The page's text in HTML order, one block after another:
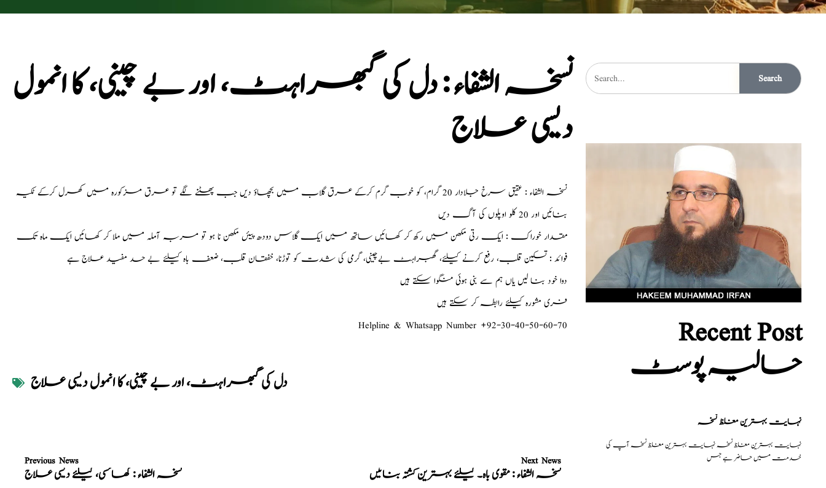
نسخہ الشفاء : دل کی گبھراہٹ، اور بے چینی، کا انمول
دیسی علاج
نسخہ الشفاء : عقیق سرخ جلادار 20 گرام، کو خوب گرم کرکے عرق گلاب میں بچھاؤ دیں جب پھٹنے لگے تو عرق مزکورہ میں کھرل کرکے ٹکیہ
بنائیں اور 20 کلو اوپلوں کی آگ دیں
مقدار خوراک : ایک رتی مکھن میں رکھ کر کھائیں ساتھ میں ایک گلاس دودھ پیئں مکھن نا ہو تو مربہ آملہ میں ملا کر کھائیں ایک ماہ تک
فوائد : تسکین قلب، رفع کرنے کیلئے، گھبراہٹ بےچینی، گرمی کی شدت کو توڑنا، خفقان قلب، ضعف باہ کیلئے بے حد مفید علاج ہے
دوا خود بنا لیں یاں ہم سے بنی ہوئی منگوا سکتے ہیں
فری مشورہ کیلئے رابطہ کر سکتے ہیں
Helpline & Whatsapp Number +92-30-40-50-60-70
دل کی گبھراہٹ، اور بے چینی، کا انمول دیسی علاج
Previous News
نسخہ الشفاء : کھانسی، کیلئے دیسی علاج
Next News
نسخہ الشفاء : مقوی باہ۔ کیلئے بہترین کُشتہ بنائیں
Search
Recent Post
حالیہ پوسٹ
نہایت بہترین مغلظ نسخہ
نہایت بہترین مغلظ نسخہ نہایت بہترین مغلظ نسخہ آپ کی
خدمت میں حاضر ہے جس